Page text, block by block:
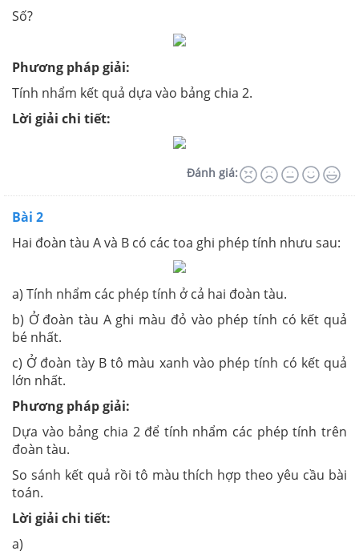
Số?
Phương pháp giải:
Tính nhẩm kết quả dựa vào bảng chia 2.
Lời giải chi tiết:
Đánh giá:
Bài 2
Hai đoàn tàu A và B có các toa ghi phép tính nhưu sau:
a) Tính nhẩm các phép tính ở cả hai đoàn tàu.
b) Ở đoàn tàu A ghi màu đỏ vào phép tính có kết quả
bé nhất.
c) Ở đoàn tày B tô màu xanh vào phép tính có kết quả
lớn nhất.
Phương pháp giải:
Dựa vào bảng chia 2 để tính nhẩm các phép tính trên
đoàn tàu.
So sánh kết quả rồi tô màu thích hợp theo yêu cầu bài
toán.
Lời giải chi tiết:
a)